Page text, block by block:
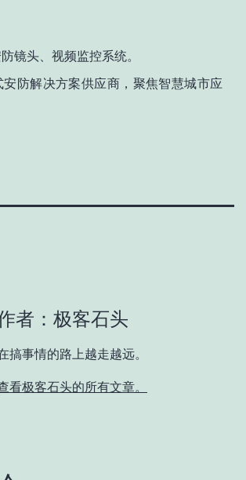
防镜头、视频监控系统。
安防解决方案供应商，聚焦智慧城市应
者：极客石头
搞事情的路上越走越远。
看极客石头的所有文章。